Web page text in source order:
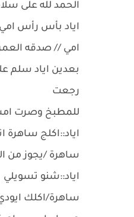
الحمد لله على
اياد بأس رأس
امي // صدقه
بعدين اياد سلم
رجعت
للمطبخ وصرت
اياد::اكلج ساهرة
ساهرة /يجوز من
اياد::شنو تسويلي
ساهرة/اكلك